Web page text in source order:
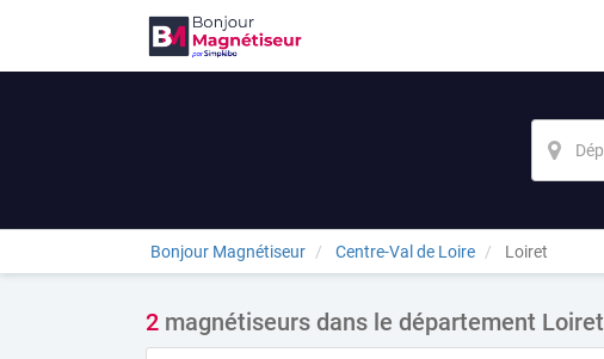
Bonjour Magnétiseur Centre-Val de Loire Loiret
2 magnétiseurs dans le département Loiret